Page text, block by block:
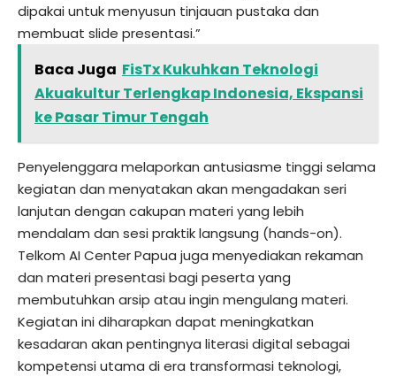
dipakai untuk menyusun tinjauan pustaka dan
membuat slide presentasi.”
Baca Juga FisTx Kukuhkan Teknologi
Akuakultur Terlengkap Indonesia, Ekspansi
ke Pasar Timur Tengah
Penyelenggara melaporkan antusiasme tinggi selama
kegiatan dan menyatakan akan mengadakan seri
lanjutan dengan cakupan materi yang lebih
mendalam dan sesi praktik langsung (hands-on).
Telkom AI Center Papua juga menyediakan rekaman
dan materi presentasi bagi peserta yang
membutuhkan arsip atau ingin mengulang materi.
Kegiatan ini diharapkan dapat meningkatkan
kesadaran akan pentingnya literasi digital sebagai
kompetensi utama di era transformasi teknologi,